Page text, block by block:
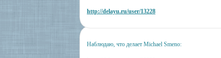
http://delayu.ru/user/13228
Наблюдаю, что делает Michael Smeno: